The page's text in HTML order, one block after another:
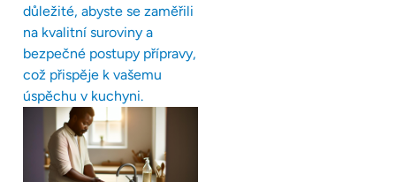
důležité, abyste se zaměřili
na kvalitní suroviny a
bezpečné postupy přípravy,
což přispěje k vašemu
úspěchu v kuchyni.